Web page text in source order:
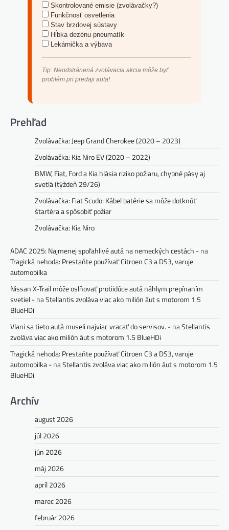
Skontrolované emisie (zvolávačky?)
Funkčnosť osvetlenia
Stav brzdovej sústavy
Hĺbka dezénu pneumatík
Lekárnička a výbava
Tip: Neodstránená zvolávacia akcia môže byť
problém pri predaji auta!
Prehľad
Zvolávačka: Jeep Grand Cherokee (2020 – 2023)
Zvolávačka: Kia Niro EV (2020 – 2022)
BMW, Fiat, Ford a Kia hlásia riziko požiaru, chybné pásy aj
svetlá (týždeň 29/26)
Zvolávačka: Fiat Scudo: Kábel batérie sa môže dotknúť
štartéra a spôsobiť požiar
Zvolávačka: Kia Niro
ADAC 2025: Najmenej spoľahlivé autá na nemeckých cestách -na
Tragická nehoda: Prestaňte používať Citroen C3 a DS3, varuje
automobilka
Nissan X-Trail môže oslňovať protiidúce autá náhlym prepínaním
svetiel -naStellantis zvoláva viac ako milión áut s motorom 1.5
BlueHDi
Vlani sa tieto autá museli najviac vracať do servisov. -naStellantis
zvoláva viac ako milión áut s motorom 1.5 BlueHDi
Tragická nehoda: Prestaňte používať Citroen C3 a DS3, varuje
automobilka -naStellantis zvoláva viac ako milión áut s motorom 1.5
BlueHDi
Archív
august 2026
júl 2026
jún 2026
máj 2026
apríl 2026
marec 2026
február 2026